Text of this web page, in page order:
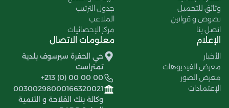
وثائق للتحميل
نصوص و قوانين
اتصل بنا
جدول الترتيب
الملاعب
مركز الإحصائيات
الإعلام
الأخبار
معرض الفيديوهات
معرض الصور
الإعتمادات
معلومات الاتصال
حي الحفرة سيرسوف بلدية
تمنراست
+213 (0) 00 00 00
00300298000166320021
وكالة بنك الفلاحة و التنمية